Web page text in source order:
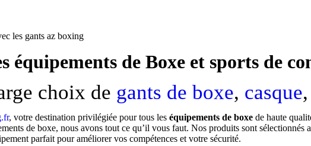
équipements de Boxe et sports de
choix de gants de boxe, casque,
, votre destination privilégiée pour tous les équipements de boxe de haute
de boxe, nous avons tout ce qu’il vous faut. Nos produits sont
parfait pour améliorer vos compétences et votre sécurité.